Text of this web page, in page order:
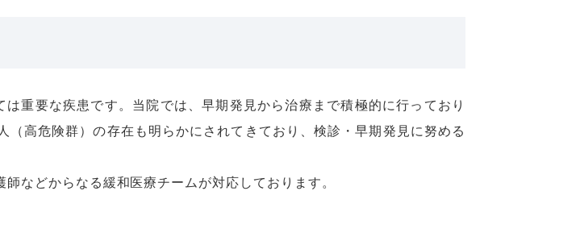
重要な疾患です。当院では、早期発見から治療まで積極的に行っており
高危険群）の存在も明らかにされてきており、検診・早期発見に努める
などからなる緩和医療チームが対応しております。